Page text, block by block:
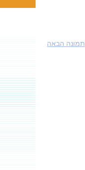
תמונה הבאה